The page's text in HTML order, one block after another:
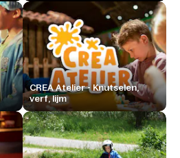
CREA Atelier - Knutselen,
verf, lijm